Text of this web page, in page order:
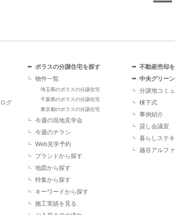
グ
ポラスの分譲住宅を探す
物件一覧
埼玉県のポラスの分譲住宅
千葉県のポラスの分譲住宅
東京都のポラスの分譲住宅
今週の現地見学会
今週のチラシ
Web見学予約
ブランドから探す
地図から探す
特集から探す
キーワードから探す
施工実績を見る
不動産売却
中央グリー
分譲地コミ
棟下式
事例紹介
貸し会議室
暮らしステ
越谷アルフ